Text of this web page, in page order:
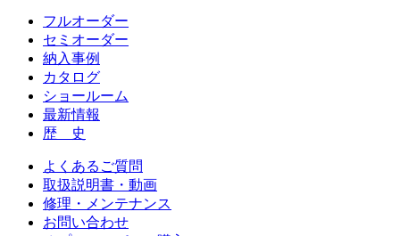
フルオーダー
セミオーダー
納入事例
カタログ
ショールーム
最新情報
歴 史
よくあるご質問
取扱説明書・動画
修理・メンテナンス
お問い合わせ